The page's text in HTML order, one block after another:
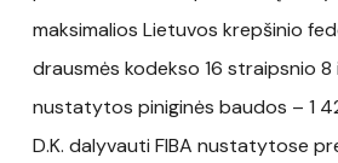
maksimalios Lietuvos krepšinio
drausmės kodekso 16 straipsnio 8
nustatytos piniginės baudos – 1
D.K. dalyvauti FIBA nustatytose